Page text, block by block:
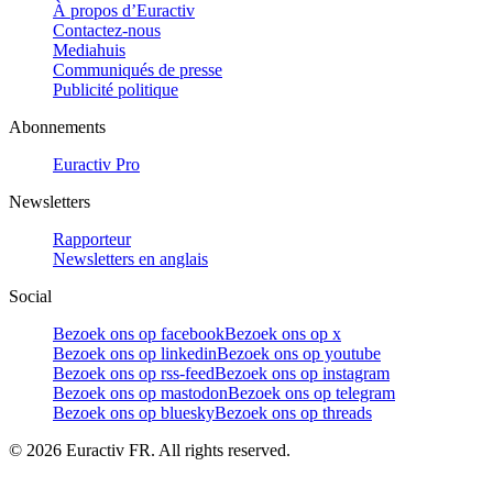
À propos d’Euractiv
Contactez-nous
Mediahuis
Communiqués de presse
Publicité politique
Abonnements
Euractiv Pro
Newsletters
Rapporteur
Newsletters en anglais
Social
Bezoek ons op facebookBezoek ons op x
Bezoek ons op linkedinBezoek ons op youtube
Bezoek ons op rss-feedBezoek ons op instagram
Bezoek ons op mastodonBezoek ons op telegram
Bezoek ons op blueskyBezoek ons op threads
© 2026 Euractiv FR. All rights reserved.